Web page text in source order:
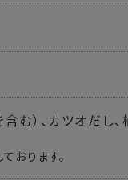
む）、カツオだし
おります。